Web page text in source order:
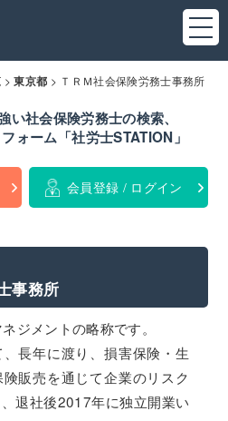
>東京都 > ＴＲＭ社会保険労務士事務所
い社会保険労務士の検索、
ォーム「社労士STATION」
会員登録 / ログイン
事務所
ジメントの略称です。
長年に渡り、損害保険・生
販売を通じて企業のリスク
退社後2017年に独立開業い